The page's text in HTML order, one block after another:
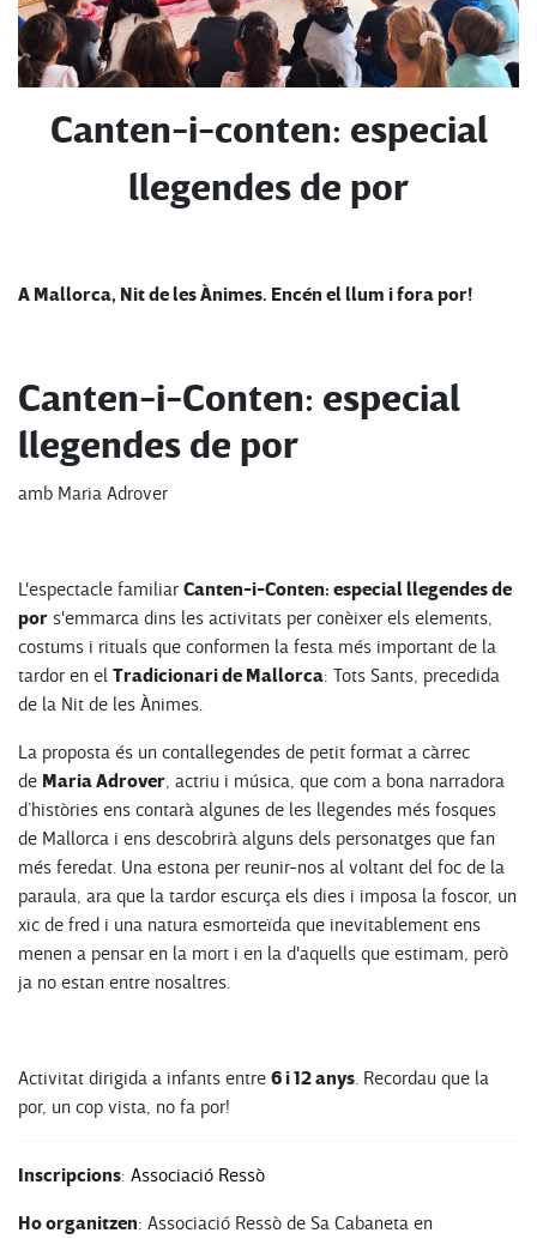
Canten-i-conten: especial
llegendes de por
A Mallorca, Nit de les Ànimes. Encén el llum i fora por!
Canten-i-Conten: especial
llegendes de por
amb Maria Adrover
L'espectacle familiar Canten-i-Conten: especial llegendes de
por s'emmarca dins les activitats per conèixer els elements,
costums i rituals que conformen la festa més important de la
tardor en el Tradicionari de Mallorca: Tots Sants, precedida
de la Nit de les Ànimes.
La proposta és un contallegendes de petit format a càrrec
de Maria Adrover, actriu i música, que com a bona narradora
d’històries ens contarà algunes de les llegendes més fosques
de Mallorca i ens descobrirà alguns dels personatges que fan
més feredat. Una estona per reunir-nos al voltant del foc de la
paraula, ara que la tardor escurça els dies i imposa la foscor, un
xic de fred i una natura esmorteïda que inevitablement ens
menen a pensar en la mort i en la d'aquells que estimam, però
ja no estan entre nosaltres.
Activitat dirigida a infants entre 6 i 12 anys. Recordau que la
por, un cop vista, no fa por!
Inscripcions: Associació Ressò
Ho organitzen: Associació Ressò de Sa Cabaneta en